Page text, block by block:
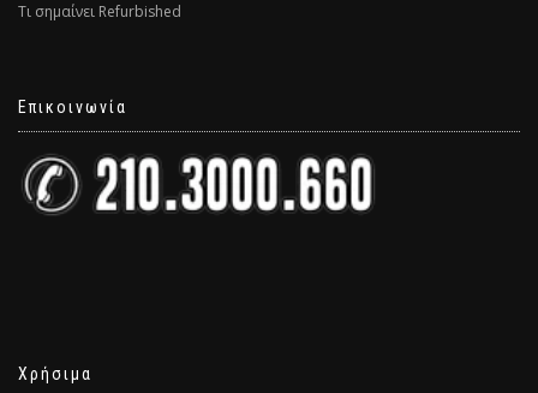
Τι σημαίνει Refurbished
Επικοινωνία
Χρήσιμα